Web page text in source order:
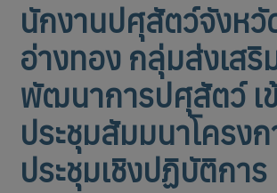
นักงานปศุสัตว์จังหวั
อ่างทอง กลุ่มส่งเสริ
พัฒนาการปศุสัตว์ เ
ประชุมสัมมนาโครง
ประชุมเชิงปฏิบัติการ